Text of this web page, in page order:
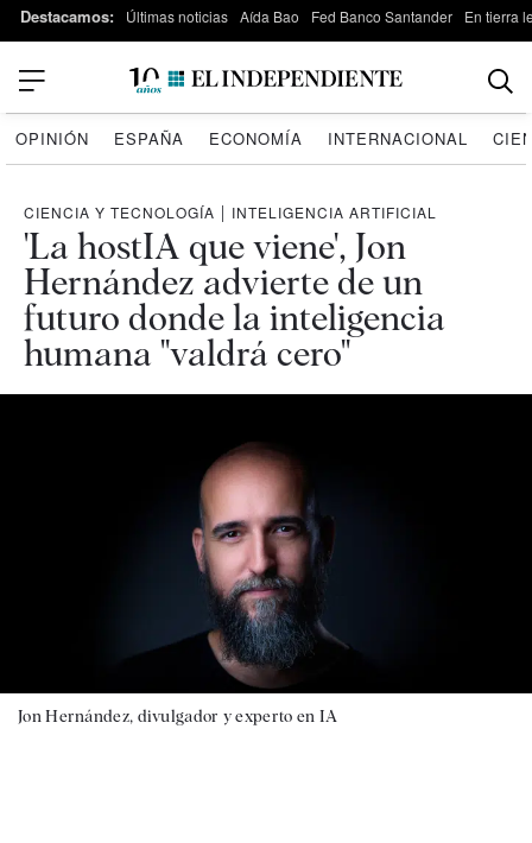
Destacamos: Últimas noticias Aída Bao Fed Banco Santander En tierra
OPINIÓN ESPAÑA ECONOMÍA INTERNACIONAL
CIENCIA Y TECNOLOGÍA | INTELIGENCIA ARTIFICIAL
'La hostIA que viene', Jon
Hernández advierte de un
futuro donde la inteligencia
humana "valdrá cero"
Jon Hernández, divulgador y experto en IA